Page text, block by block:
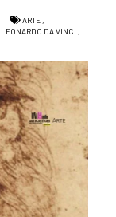
ARTE ,
LEONARDO DA VINCI ,